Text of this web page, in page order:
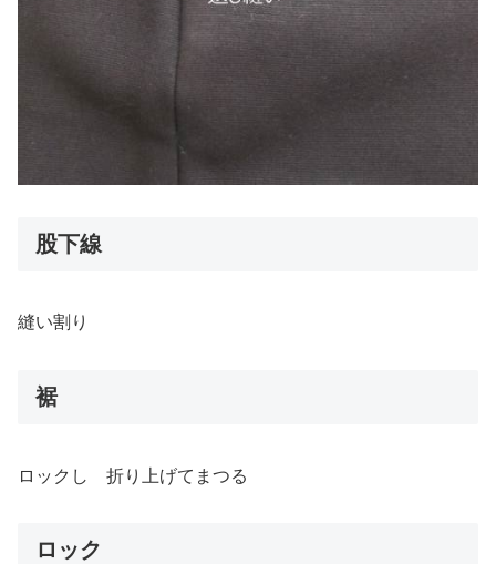
股下線
縫い割り
裾
ロックし 折り上げてまつる
ロック